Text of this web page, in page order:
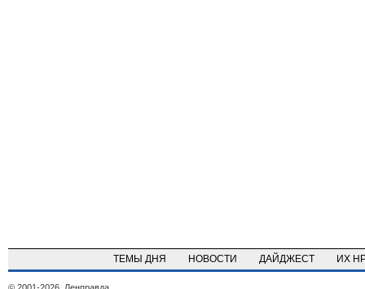
ТЕМЫ ДНЯ НОВОСТИ ДАЙДЖЕСТ ИХ